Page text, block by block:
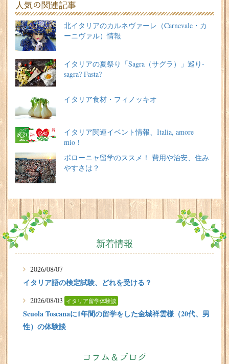
人気の関連記事
北イタリアのカルネヴァーレ（Carnevale・カ
ーニヴァル）情報
イタリアの夏祭り「Sagra（サグラ）」巡り-
sagra? Fasta?
イタリア食材・フィノッキオ
イタリア関連イベント情報、Italia, amore
mio！
ボローニャ留学のススメ！ 費用や治安、住み
やすさは？
新着情報
2026/08/07
イタリア語の検定試験、どれを受ける？
2026/08/03 イタリア留学体験談
Scuola Toscanaに1年間の留学をした金城祥雲様（20代、男
性）の体験談
有料or無料 どちらで楽しむ？イタリアのビーチ
コラム＆ブログ